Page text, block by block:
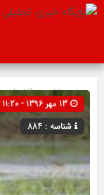
صفحه نخستاقتصادی
شناسه : 884